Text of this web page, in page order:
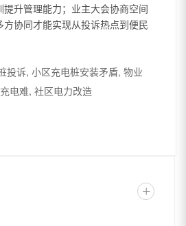
升管理能力；业主大会协商空间
协同才能实现从投诉热点到便民
投诉, 小区充电桩安装矛盾, 物业
电难, 社区电力改造
+